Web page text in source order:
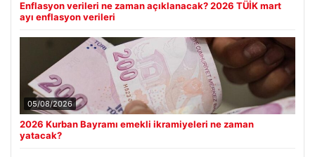
Enflasyon verileri ne zaman açıklanacak? 2026 TÜİK mart
ayı enflasyon verileri
05/08/2026
2026 Kurban Bayramı emekli ikramiyeleri ne zaman
yatacak?